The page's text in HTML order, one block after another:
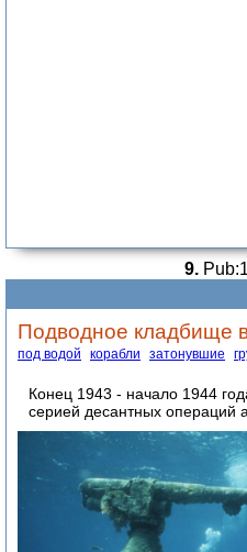
9.
Подводное кладбище
под водой корабли затонувшие
Конец 1943 - начало 1944
серией десантных операций